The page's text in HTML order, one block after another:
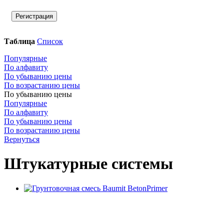
Регистрация
Таблица Список
Популярные
По алфавиту
По убыванию цены
По возрастанию цены
По убыванию цены
Популярные
По алфавиту
По убыванию цены
По возрастанию цены
Вернуться
Штукатурные системы